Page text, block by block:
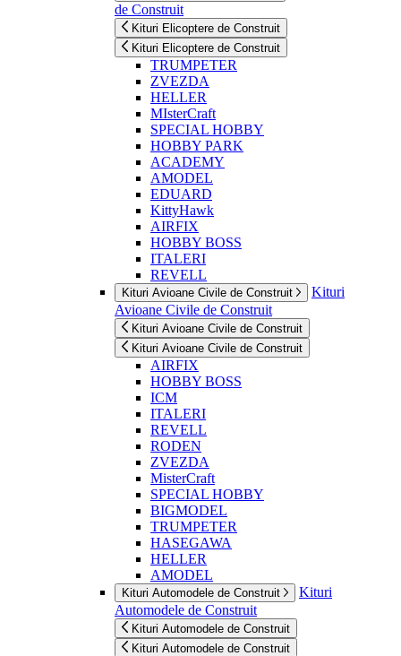
de Construit
Kituri Elicoptere de Construit
Kituri Elicoptere de Construit
TRUMPETER
ZVEZDA
HELLER
MIsterCraft
SPECIAL HOBBY
HOBBY PARK
ACADEMY
AMODEL
EDUARD
KittyHawk
AIRFIX
HOBBY BOSS
ITALERI
REVELL
Kituri Avioane Civile de Construit
Kituri
Avioane Civile de Construit
Kituri Avioane Civile de Construit
Kituri Avioane Civile de Construit
AIRFIX
HOBBY BOSS
ICM
ITALERI
REVELL
RODEN
ZVEZDA
MisterCraft
SPECIAL HOBBY
BIGMODEL
TRUMPETER
HASEGAWA
HELLER
AMODEL
Kituri Automodele de Construit
Kituri
Automodele de Construit
Kituri Automodele de Construit
Kituri Automodele de Construit